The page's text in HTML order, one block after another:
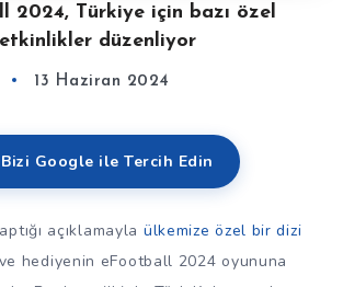
2024, Türkiye için bazı özel
etkinlikler düzenliyor
13 Haziran 2024
Bizi Google ile Tercih Edin
açıklamayla ülkemize özel bir dizi
ve hediyenin eFootball 2024 oyununa